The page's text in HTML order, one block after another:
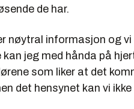
de har.
nøytral informasjon og
jeg med hånda på
som liker at det
det hensynet kan vi